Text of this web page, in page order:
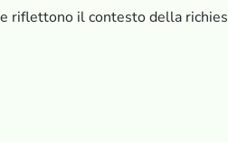
riflettono il contesto della